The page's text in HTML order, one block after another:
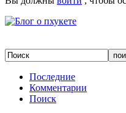
Последние
Комментарии
Поиск